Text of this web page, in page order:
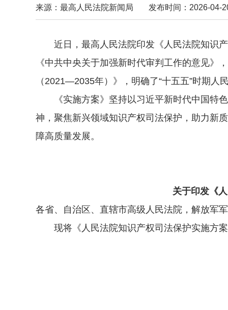
来源：最高人民法院新闻局 发布时间：2026-04-
近日，最高人民法院印发《人民法院知识
《中共中央关于加强新时代审判工作的意见
（2021—2035年）》，明确了“十五五”时期
《实施方案》坚持以习近平新时代中国特色
神，聚焦新兴领域知识产权司法保护，助力新
障高质量发展。
关于印发《
各省、自治区、直辖市高级人民法院，解放军
现将《人民法院知识产权司法保护实施方